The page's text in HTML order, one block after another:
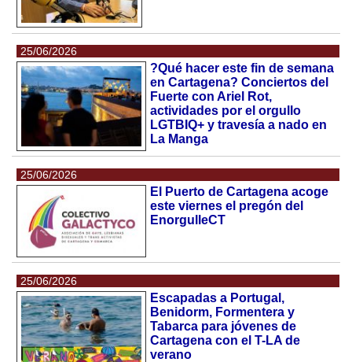
25/06/2026
?Qué hacer este fin de semana
en Cartagena? Conciertos del
Fuerte con Ariel Rot,
actividades por el orgullo
LGTBIQ+ y travesía a nado en
La Manga
25/06/2026
El Puerto de Cartagena acoge
este viernes el pregón del
EnorgulleCT
25/06/2026
Escapadas a Portugal,
Benidorm, Formentera y
Tabarca para jóvenes de
Cartagena con el T-LA de
verano